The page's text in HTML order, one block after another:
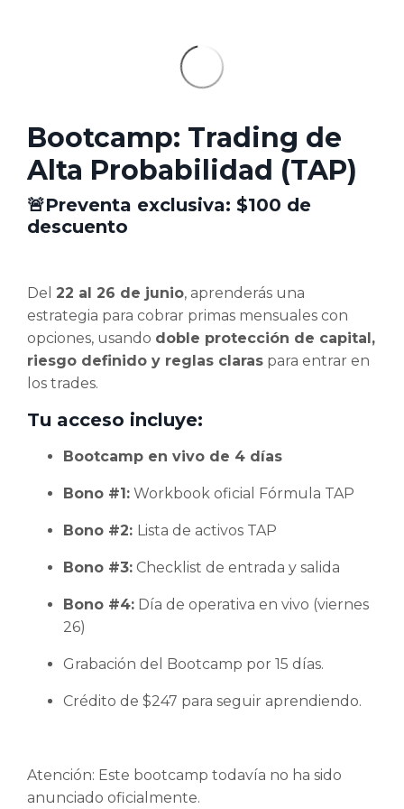
Bootcamp: Trading de
Alta Probabilidad (TAP)
🚨Preventa exclusiva: $100 de
descuento
Del 22 al 26 de junio, aprenderás una
estrategia para cobrar primas mensuales con
opciones, usando doble protección de capital,
riesgo definido y reglas claras para entrar en
los trades.
Tu acceso incluye:
Bootcamp en vivo de 4 días
Bono #1: Workbook oficial Fórmula TAP
Bono #2: Lista de activos TAP
Bono #3: Checklist de entrada y salida
Bono #4: Día de operativa en vivo (viernes
26)
Grabación del Bootcamp por 15 días.
Crédito de $247 para seguir aprendiendo.
Atención: Este bootcamp todavía no ha sido
anunciado oficialmente.